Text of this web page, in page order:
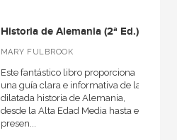
Historia de Alemania (2ª Ed.)
MARY FULBROOK
Este fantástico libro proporciona
una guía clara e informativa de la
dilatada historia de Alemania,
desde la Alta Edad Media hasta el
presen...